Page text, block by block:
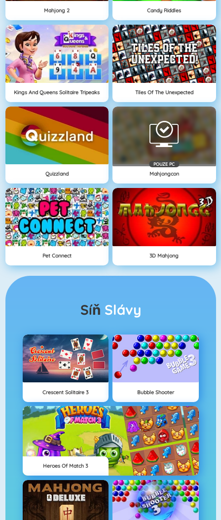
Mahjong 2 Candy Riddles
Kings And Queens Solitaire Tripeaks Tiles Of The Unexpected
Quizzland
POUZE PC
Mahjongcon
Pet Connect 3D Mahjong
Síň Slávy
Crescent Solitaire 3 Bubble Shooter
Heroes Of Match 3